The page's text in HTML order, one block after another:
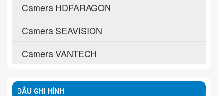
Camera HDPARAGON
Camera SEAVISION
Camera VANTECH
ĐẦU GHI HÌNH